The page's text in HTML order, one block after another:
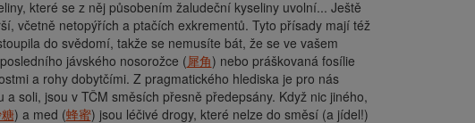
které se z něj působením žaludeční kyseliny uvolní... Ještě
včetně netopýřích a ptačích exkrementů. Tyto přísady mají též
do svědomí, takže se nemusíte bát, že se ve vašem
jávského nosorožce (犀角) nebo práškovaná fosílie
a rohy dobytčími. Z pragmatického hlediska je pro nás
soli, jsou v TČM směsích přesně předepsány. Když nic jiného,
) a med (蜂蜜) jsou léčivé drogy, které nelze do směsí (a jídel!)